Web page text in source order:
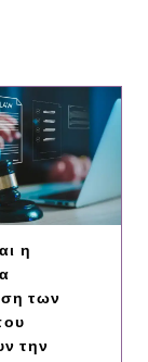
η
των
την